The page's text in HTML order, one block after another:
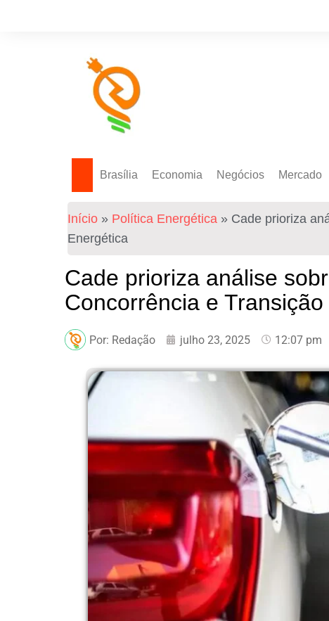
Brasília Economia
Tecnologia
Negócios
Empresas
Token
Mercado
Mercado
Início » Política Energética » Cade prioriza
Energética
Cade prioriza análise
Concorrência e
Por: Redação julho 23, 2025 12:07 pm